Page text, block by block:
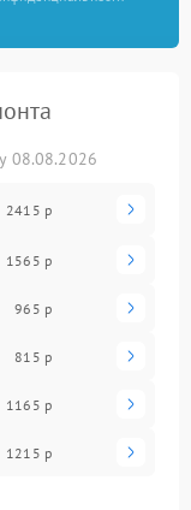
08.08.2026
2415 р
1565 р
965 р
815 р
1165 р
1215 р